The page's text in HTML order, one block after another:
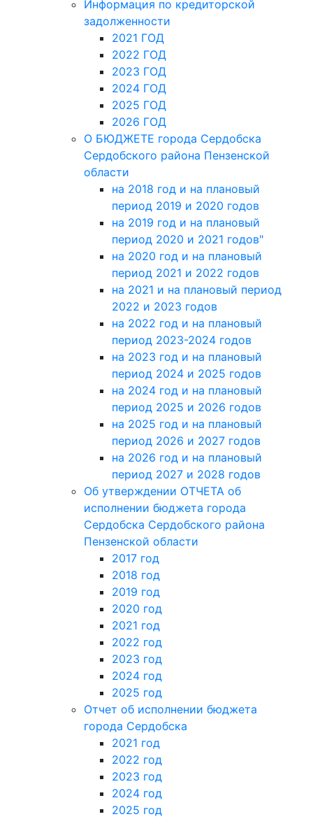
Информация по кредиторской
задолженности
2021 ГОД
2022 ГОД
2023 ГОД
2024 ГОД
2025 ГОД
2026 ГОД
О БЮДЖЕТЕ города Сердобска
Сердобского района Пензенской
области
на 2018 год и на плановый
период 2019 и 2020 годов
на 2019 год и на плановый
период 2020 и 2021 годов"
на 2020 год и на плановый
период 2021 и 2022 годов
на 2021 и на плановый период
2022 и 2023 годов
на 2022 год и на плановый
период 2023-2024 годов
на 2023 год и на плановый
период 2024 и 2025 годов
на 2024 год и на плановый
период 2025 и 2026 годов
на 2025 год и на плановый
период 2026 и 2027 годов
на 2026 год и на плановый
период 2027 и 2028 годов
Об утверждении ОТЧЕТА об
исполнении бюджета города
Сердобска Сердобского района
Пензенской области
2017 год
2018 год
2019 год
2020 год
2021 год
2022 год
2023 год
2024 год
2025 год
Отчет об исполнении бюджета
города Сердобска
2021 год
2022 год
2023 год
2024 год
2025 год